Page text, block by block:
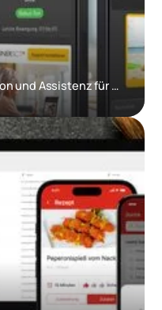
Einfache Kommunikation und Assistenz für Senioren